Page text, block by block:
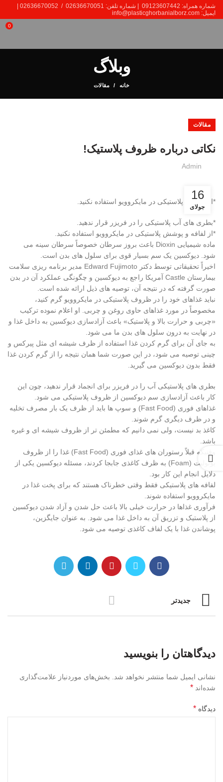
ایمیل: info@plasticghorbanialborz.com
0
وبلاگ
خانه مقالات
مقالات
نکاتی درباره ظروف پلاستیک!
Admin
16
جولای
*از ظروف پلاستیکی در مایکروویو استفاده نکنید.
*بطری های آب پلاستیکی را در فریزر قرار ندهید.
*از لفافه و پوشش پلاستیکی در مایکروویو استفاده نکنید.
ماده شیمیایی Dioxin باعث بروز سرطان خصوصاً سرطان سینه می
شود. دیوکسین یک سم بسیار قوی برای سلول های بدن است.
اخیراً تحقیقاتی توسط دکتر Edward Fujimoto مدیر برنامه ریزی سلامت
بیمارستان Castle آمریکا راجع به دیوکسین و چگونگی عملکرد آن در بدن
صورت گرفته که در نتیجه آن، توصیه های ذیل ارائه شده است.
نباید غذاهای خود را در ظروف پلاستیکی در مایکروویو گرم کنید،
مخصوصاً در مورد غذاهای حاوی روغن و چربی. او اعلام نموده ترکیب
«چربی و حرارت بالا و پلاستیک» باعث آزادسازی دیوکسین به داخل غذا و
در نهایت به درون سلول های بدن ما می شود.
به جای آن برای گرم کردن غذا استفاده از ظرف شیشه ای مثل پیرکس و
چینی توصیه می شود، در این صورت شما همان نتیجه را از گرم کردن غذا
فقط بدون دیوکسین می گیرید.
بطری های پلاستیکی آب را در فریزر برای انجماد قرار ندهید، چون این
کار باعث آزادسازی سم دیوکسین از ظروف پلاستیکی می شود.
غذاهای فوری (Fast Food) و سوپ ها باید از ظرف یک بار مصرف تخلیه
و در ظرف دیگری گرم شوند.
کاغذ بد نیست، ولی نمی دانیم که مطمئن تر از ظروف شیشه ای و غیره
باشد.
وقتیکه قبلاً رستوران های غذای فوری (Fast Food) غذا را از ظروف
یونولیت (Foam) به ظرف کاغذی جابجا کردند، مسئله دیوکسین یکی از
دلایل انجام این کار بود.
لفافه های پلاستیکی فقط وقتی خطرناک هستند که برای پخت غذا در
مایکروویو استفاده شوند.
فرآوری غذاها در حرارت خیلی بالا باعث حل شدن و آزاد شدن دیوکسین
از پلاستیک و تزریق آن به داخل غذا می شود. به عنوان جایگزین،
پوشاندن غذا با یک لفاف کاغذی توصیه می شود.
جدیدتر
دیدگاهتان را بنویسید
نشانی ایمیل شما منتشر نخواهد شد.
بخش‌های موردنیاز علامت‌گذاری
شده‌اند *
دیدگاه *